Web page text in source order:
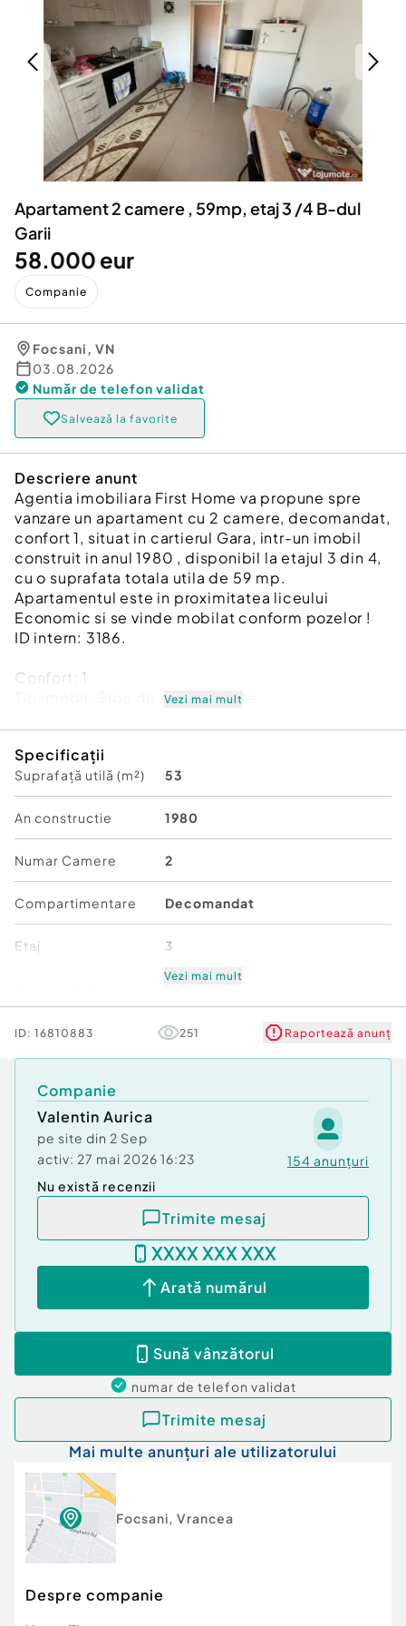
Servicii
Animale de companie
Afaceri și echipamente profesionale
Inchiriere Bunuri si Vehicule
Utilaje agricole si industriale
Piese auto si accesorii
Dacia Duster
Apartament 2 camere , 59mp, etaj 3 /4 B-dul
Garii
58.000 eur
Companie
Focsani, VN
03.08.2026
Număr de telefon validat
Salvează la favorite
Descriere anunt
Agentia imobiliara First Home va propune spre
vanzare un apartament cu 2 camere, decomandat,
confort 1, situat in cartierul Gara, intr-un imobil
construit in anul 1980 , disponibil la etajul 3 din 4,
cu o suprafata totala utila de 59 mp.
Apartamentul este in proximitatea liceului
Economic si se vinde mobilat conform pozelor !
ID intern: 3186.
Confort: 1
Bloc de apartamente
Nr. locuri parcare:
Vezi mai mult
Specificații
Suprafață utilă (m²) 53
An constructie 1980
Numar Camere 2
Compartimentare Decomandat
Etaj 3
Număr niveluri imobil 4
Comfort
Vezi mai mult
ID: 16810883 251 Raportează anunț
Companie
Valentin Aurica
pe site din 2 Sep
activ: 27 mai 2026 16:23 154 anunțuri
Nu există recenzii
Trimite mesaj
XXXX XXX XXX
Arată numărul
Sună vânzătorul
numar de telefon validat
Trimite mesaj
Mai multe anunțuri ale utilizatorului
Focsani, Vrancea
Despre companie